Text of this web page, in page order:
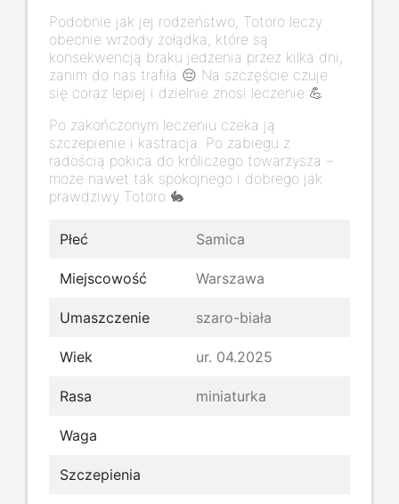
Podobnie jak jej rodzeństwo, Totoro leczy
obecnie wrzody żołądka, które są
konsekwencją braku jedzenia przez kilka dni,
zanim do nas trafiła 😔 Na szczęście czuje
się coraz lepiej i dzielnie znosi leczenie 💪
Po zakończonym leczeniu czeka ją
szczepienie i kastracja. Po zabiegu z
radością pokica do króliczego towarzysza –
może nawet tak spokojnego i dobrego jak
prawdziwy Totoro 🐇
Płeć Samica
Miejscowość Warszawa
Umaszczenie szaro-biała
Wiek ur. 04.2025
Rasa miniaturka
Waga
Szczepienia